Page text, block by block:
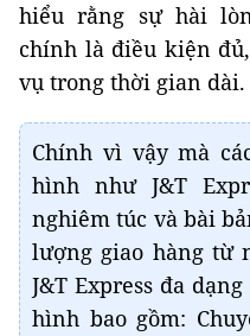
hiểu rằng sự hài
chính là điều kiện
vụ trong thời gian dài.
Chính vì vậy mà
hình như J&T
nghiêm túc và bài
lượng giao hàng từ
J&T Express đa
hình bao gồm: